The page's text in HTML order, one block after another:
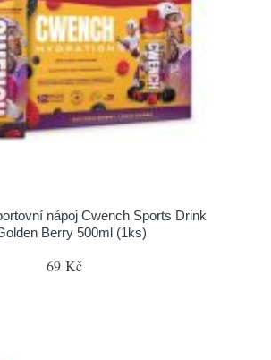
nápoj Cwench Sports Drink
Berry 500ml (1ks)
69 Kč